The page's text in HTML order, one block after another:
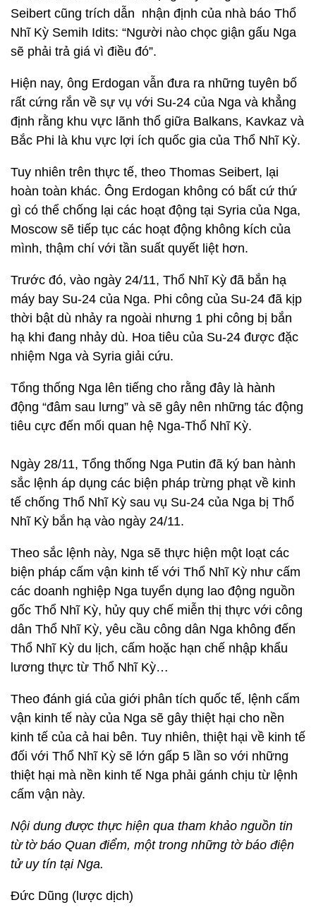
Seibert cũng trích dẫn nhận định của nhà báo Thổ
Nhĩ Kỳ Semih Idits: “Người nào chọc giận gấu Nga
sẽ phải trả giá vì điều đó”.
Hiện nay, ông Erdogan vẫn đưa ra những tuyên bố
rất cứng rắn về sự vụ với Su-24 của Nga và khẳng
định rằng khu vực lãnh thổ giữa Balkans, Kavkaz và
Bắc Phi là khu vực lợi ích quốc gia của Thổ Nhĩ Kỳ.
Tuy nhiên trên thực tế, theo Thomas Seibert, lại
hoàn toàn khác. Ông Erdogan không có bất cứ thứ
gì có thể chống lại các hoạt động tại Syria của Nga,
Moscow sẽ tiếp tục các hoạt động không kích của
mình, thậm chí với tần suất quyết liệt hơn.
Trước đó, vào ngày 24/11, Thổ Nhĩ Kỳ đã bắn hạ
máy bay Su-24 của Nga. Phi công của Su-24 đã kịp
thời bật dù nhảy ra ngoài nhưng 1 phi công bị bắn
hạ khi đang nhảy dù. Hoa tiêu của Su-24 được đặc
nhiệm Nga và Syria giải cứu.
Tổng thống Nga lên tiếng cho rằng đây là hành
động “đâm sau lưng” và sẽ gây nên những tác động
tiêu cực đến mối quan hệ Nga-Thổ Nhĩ Kỳ.
Ngày 28/11, Tổng thống Nga Putin đã ký ban hành
sắc lệnh áp dụng các biện pháp trừng phạt về kinh
tế chống Thổ Nhĩ Kỳ sau vụ Su-24 của Nga bị Thổ
Nhĩ Kỳ bắn hạ vào ngày 24/11.
Theo sắc lệnh này, Nga sẽ thực hiện một loạt các
biện pháp cấm vận kinh tế với Thổ Nhĩ Kỳ như cấm
các doanh nghiệp Nga tuyển dụng lao động nguồn
gốc Thổ Nhĩ Kỳ, hủy quy chế miễn thị thực với công
dân Thổ Nhĩ Kỳ, yêu cầu công dân Nga không đến
Thổ Nhĩ Kỳ du lịch, cấm hoặc hạn chế nhập khẩu
lương thực từ Thổ Nhĩ Kỳ…
Theo đánh giá của giới phân tích quốc tế, lệnh cấm
vận kinh tế này của Nga sẽ gây thiệt hại cho nền
kinh tế của cả hai bên. Tuy nhiên, thiệt hại về kinh tế
đối với Thổ Nhĩ Kỳ sẽ lớn gấp 5 lần so với những
thiệt hại mà nền kinh tế Nga phải gánh chịu từ lệnh
cấm vận này.
Nội dung được thực hiện qua tham khảo nguồn tin
từ tờ báo Quan điểm, một trong những tờ báo điện
tử uy tín tại Nga.
Đức Dũng (lược dịch)